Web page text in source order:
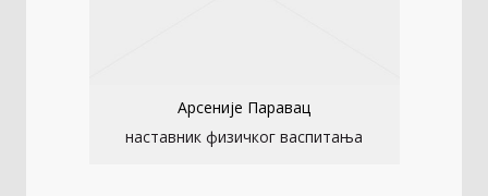
Арсеније Паравац
наставник физичког васпитања